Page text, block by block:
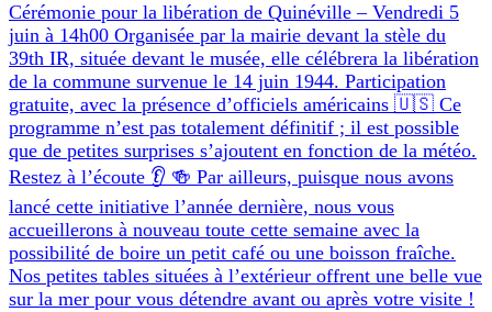
Cérémonie pour la libération de Quinéville – Vendredi 5
juin à 14h00 Organisée par la mairie devant la stèle du
39th IR, située devant le musée, elle célébrera la libération
de la commune survenue le 14 juin 1944. Participation
gratuite, avec la présence d’officiels américains 🇺🇸 Ce
programme n’est pas totalement définitif ; il est possible
que de petites surprises s’ajoutent en fonction de la météo.
Restez à l’écoute 👂 🍻 Par ailleurs, puisque nous avons
lancé cette initiative l’année dernière, nous vous
accueillerons à nouveau toute cette semaine avec la
possibilité de boire un petit café ou une boisson fraîche.
Nos petites tables situées à l’extérieur offrent une belle vue
sur la mer pour vous détendre avant ou après votre visite !